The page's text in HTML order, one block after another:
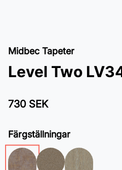
Midbec Tapeter
Level Two
730 SEK
Färgställningar